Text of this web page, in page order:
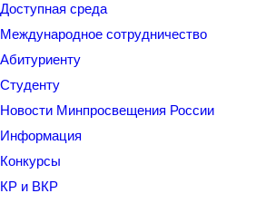
Доступная среда
Международное сотрудничество
Абитуриенту
Студенту
Новости Минпросвещения России
Информация
Конкурсы
КР и ВКР